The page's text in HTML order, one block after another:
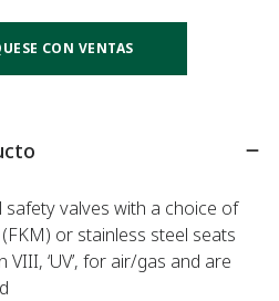
CON VENTAS
valves with a choice of
or stainless steel seats
‘UV’, for air/gas and are